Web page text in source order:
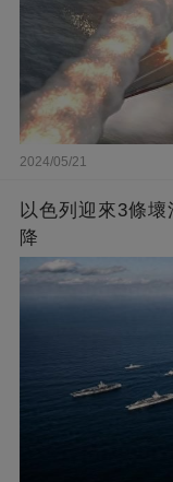
2024/05/21
以色列迎來3條
降